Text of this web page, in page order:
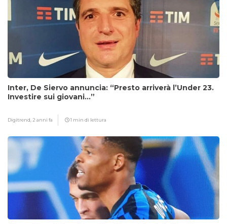
Inter, De Siervo annuncia: “Presto arriverà l’Under 23.
Investire sui giovani…”
Digitrend, 2 anni fa 1 min di lettura